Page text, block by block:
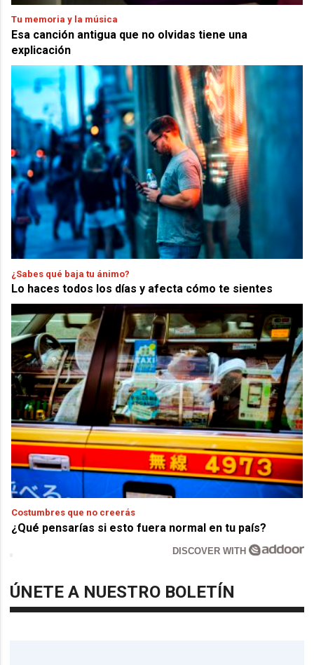
Tu memoria y la música
Esa canción antigua que no olvidas tiene una
explicación
¿Sabes qué baja tu ánimo?
Lo haces todos los días y afecta cómo te sientes
Costumbres que no creerás
¿Qué pensarías si esto fuera normal en tu país?
DISCOVER WITH
ÚNETE A NUESTRO BOLETÍN